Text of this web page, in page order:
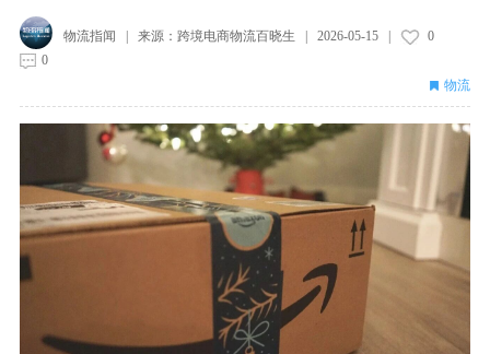
物流指闻 | 来源： 跨境电商物流百晓生 2026-05-15|
0
0
物流